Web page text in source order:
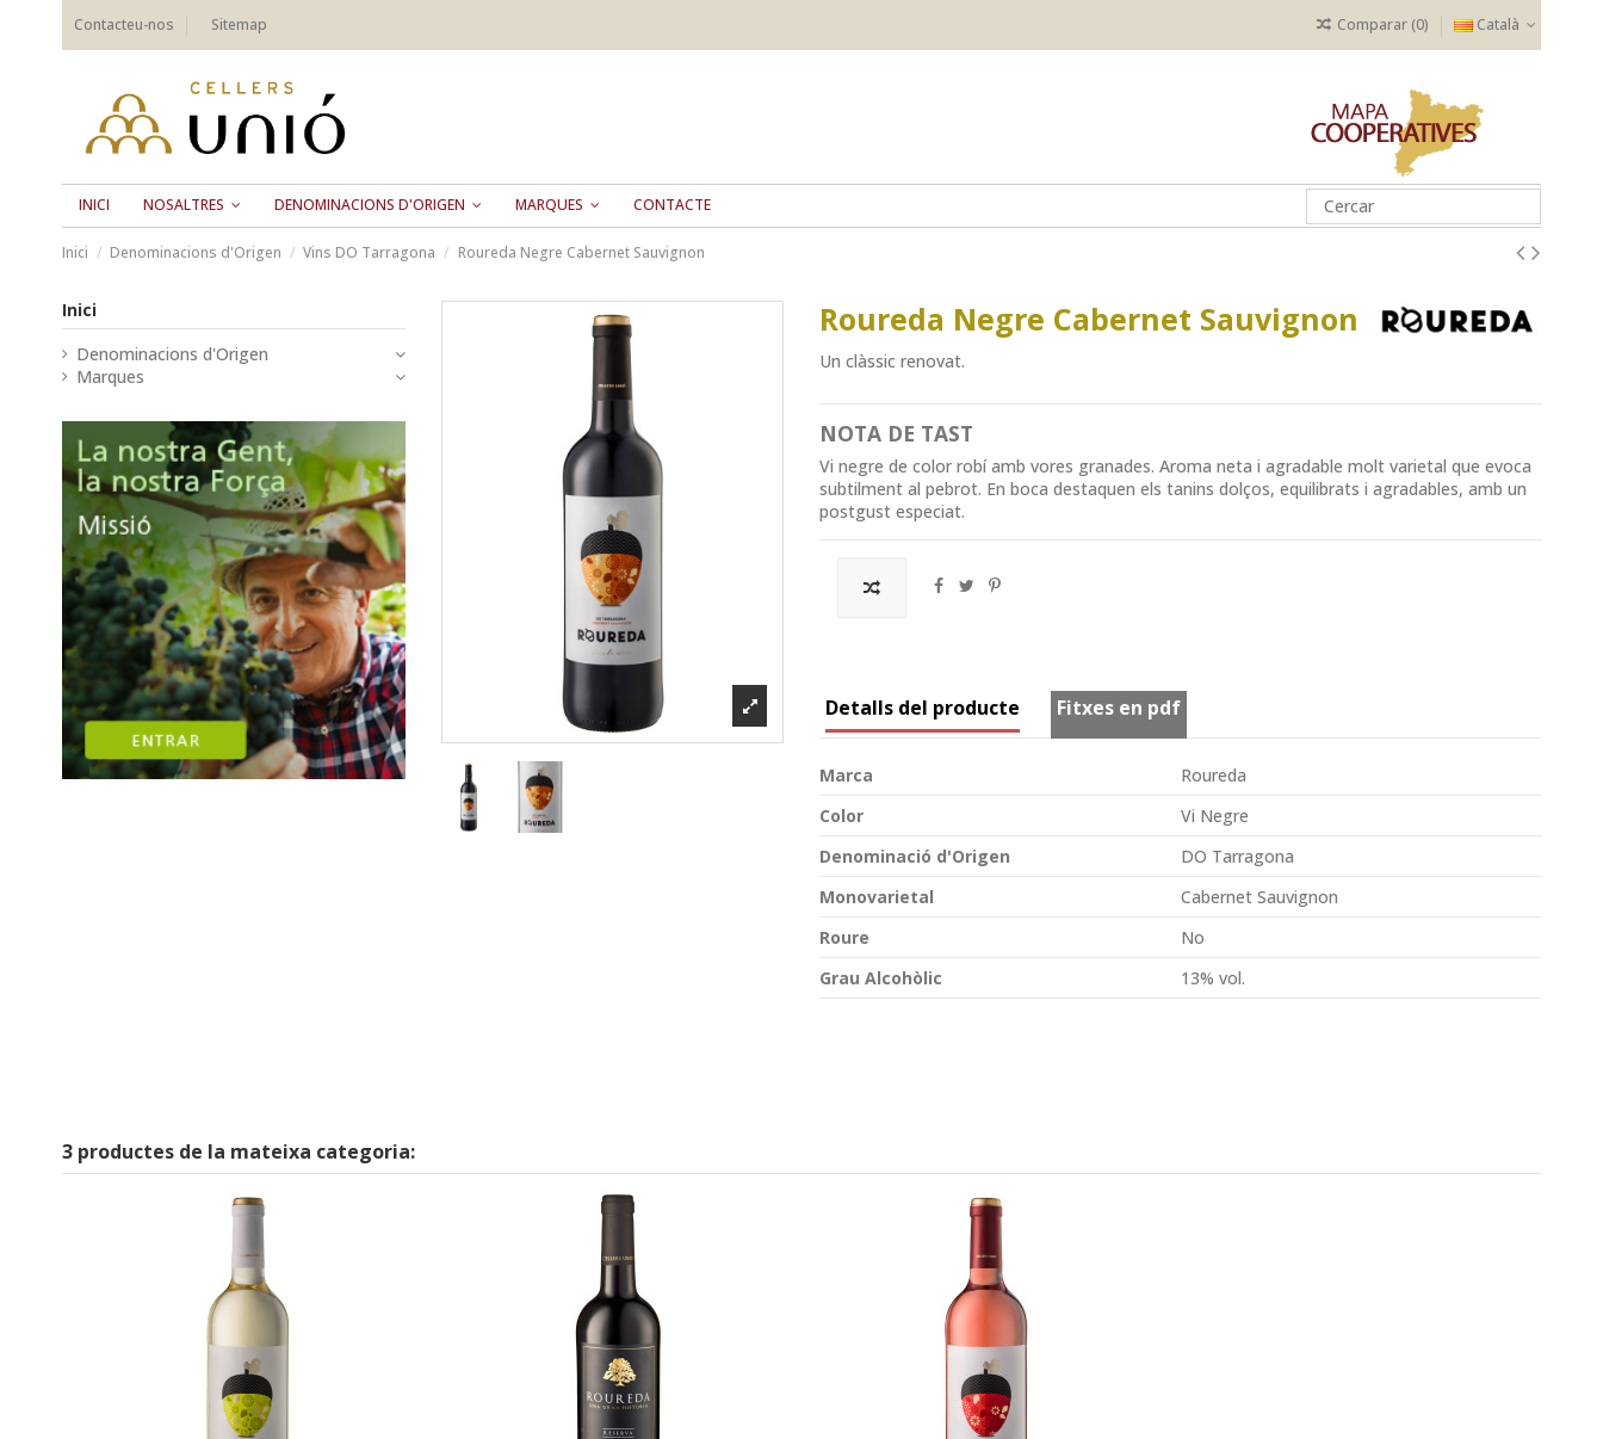
Contacteu-nos Sitemap Comparar (0) Català
INICI NOSALTRES DENOMINACIONS D'ORIGEN MARQUES CONTACTE
Inici Denominacions d'Origen Vins DO Tarragona Roureda Negre Cabernet Sauvignon
Inici
Denominacions d'Origen
Marques
Roureda Negre Cabernet Sauvignon
Un clàssic renovat.
NOTA DE TAST
Vi negre de color robí amb vores granades. Aroma neta i agradable molt varietal que evoca
subtilment al pebrot. En boca destaquen els tanins dolços, equilibrats i agradables, amb un
postgust especiat.
Detalls del producte Fitxes en pdf
Marca
Roureda
Color
Vi Negre
Denominació d'Origen
DO Tarragona
Monovarietal
Cabernet Sauvignon
Roure
No
Grau Alcohòlic
13% vol.
3 productes de la mateixa categoria: